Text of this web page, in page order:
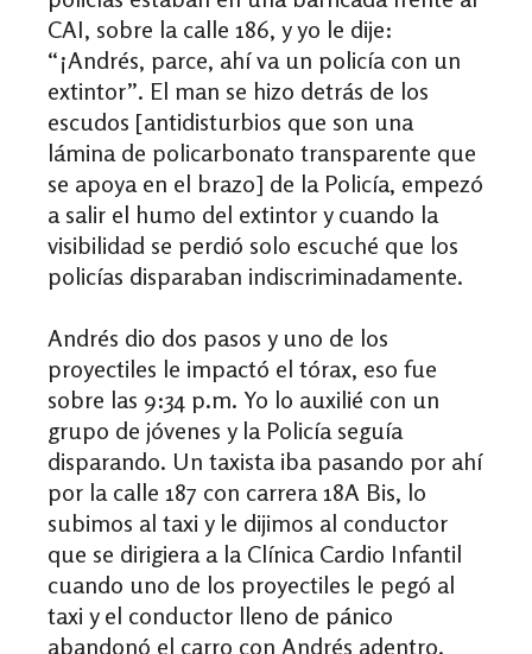
CAI, sobre la calle 186, y yo le dije:
“¡Andrés, parce, ahí va un policía con un
extintor”. El man se hizo detrás de los
escudos [antidisturbios que son una
lámina de policarbonato transparente que
se apoya en el brazo] de la Policía, empezó
a salir el humo del extintor y cuando la
visibilidad se perdió solo escuché que los
policías disparaban indiscriminadamente.
Andrés dio dos pasos y uno de los
proyectiles le impactó el tórax, eso fue
sobre las 9:34 p.m. Yo lo auxilié con un
grupo de jóvenes y la Policía seguía
disparando. Un taxista iba pasando por ahí
por la calle 187 con carrera 18A Bis, lo
subimos al taxi y le dijimos al conductor
que se dirigiera a la Clínica Cardio Infantil
cuando uno de los proyectiles le pegó al
taxi y el conductor lleno de pánico
abandonó el carro con Andrés adentro.